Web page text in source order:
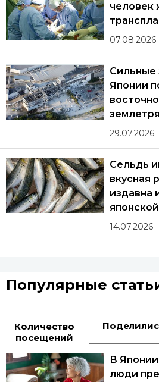
человек
07.08.2026
Сильные
Японии
29.07.2026
Сельдь
вкусная
издавна
14.07.2026
Популярные
Количество
посещений
В
люди